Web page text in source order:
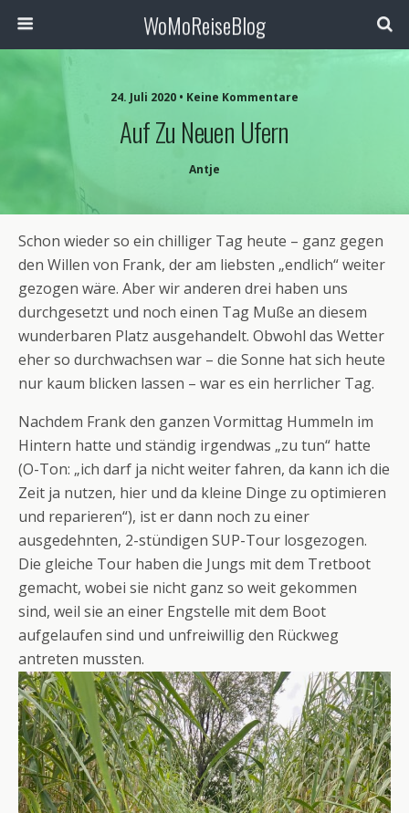
WoMoReiseBlog
24. Juli 2020 • Keine Kommentare
Auf Zu Neuen Ufern
Antje
Schon wieder so ein chilliger Tag heute – ganz gegen
den Willen von Frank, der am liebsten „endlich“ weiter
gezogen wäre. Aber wir anderen drei haben uns
durchgesetzt und noch einen Tag Muße an diesem
wunderbaren Platz ausgehandelt. Obwohl das Wetter
eher so durchwachsen war – die Sonne hat sich heute
nur kaum blicken lassen – war es ein herrlicher Tag.
Nachdem Frank den ganzen Vormittag Hummeln im
Hintern hatte und ständig irgendwas „zu tun“ hatte
(O-Ton: „ich darf ja nicht weiter fahren, da kann ich die
Zeit ja nutzen, hier und da kleine Dinge zu optimieren
und reparieren“), ist er dann noch zu einer
ausgedehnten, 2-stündigen SUP-Tour losgezogen.
Die gleiche Tour haben die Jungs mit dem Tretboot
gemacht, wobei sie nicht ganz so weit gekommen
sind, weil sie an einer Engstelle mit dem Boot
aufgelaufen sind und unfreiwillig den Rückweg
antreten mussten.